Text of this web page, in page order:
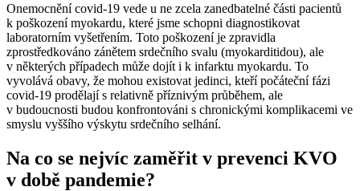
Onemocnění covid-19 vede u ne zcela zanedbatelné části pacientů
k poškození myokardu, které jsme schopni diagnostikovat
laboratorním vyšetřením. Toto poškození je zpravidla
zprostředkováno zánětem srdečního svalu (myokarditidou), ale
v některých případech může dojít i k infarktu myokardu. To
vyvolává obavy, že mohou existovat jedinci, kteří počáteční fázi
covid‑19 prodělají s relativně příznivým průběhem, ale
v budoucnosti budou konfrontováni s chronickými komplikacemi ve
smyslu vyššího výskytu srdečního selhání.
Na co se nejvíc zaměřit v prevenci KVO
v době pandemie?